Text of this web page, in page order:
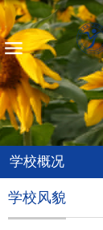
学校概况
学校风貌